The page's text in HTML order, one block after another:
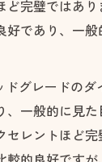
ど完璧ではあ
好であり、一
グレードのダ
、一般的に見
セレントほど